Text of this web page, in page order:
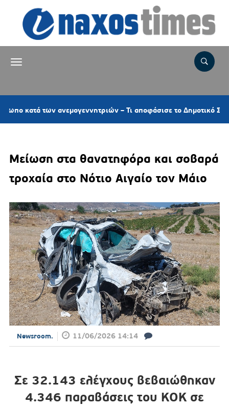
ανεμογεννητριών – Τι αποφάσισε το Δημοτικό Συμβούλιο
Μείωση στα θανατηφόρα και σοβαρά
τροχαία στο Νότιο Αιγαίο τον Μάιο
Newsroom. 11/06/2026 14:14
Σε 32.143 ελέγχους βεβαιώθηκαν
4.346 παραβάσεις του ΚΟΚ σε